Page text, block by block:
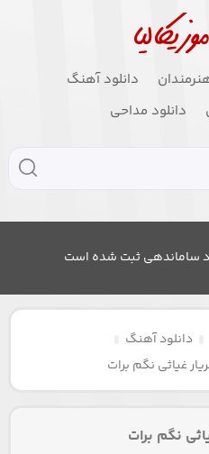
دانلود آهنگ
دانلود مداحی
ساماندهی ثبت شده است
دانلود آهنگ
غیاثی نگم برات
نگم برات